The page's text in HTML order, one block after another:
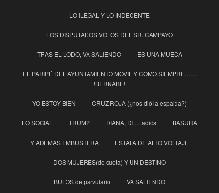
LO ILEGAL Y LO INDECENTE
LOS DISPUTADOS VOTOS DEL SR. CAMPAYO
TRAS EL LODO, VA SALIENDO ES UNA MUECA
EL PARIPÉ DEL AYUNTAMIENTO MOVIL Y COMO SIEMPRE……
!BERNABÉ!
YO ESTOY BIEN CRUZ ROJA (¿nos dió la espalda?)
LO SOCIAL TRUMP DIANA, DI ….adiós BASURA
Y ADEMÁS EMBUSTERA ESTAFA DE ALTO VOLTAJE
DOS MUJERES(de cuota) Y UN DESTINO
BULOS de parvulario VA SALIENDO